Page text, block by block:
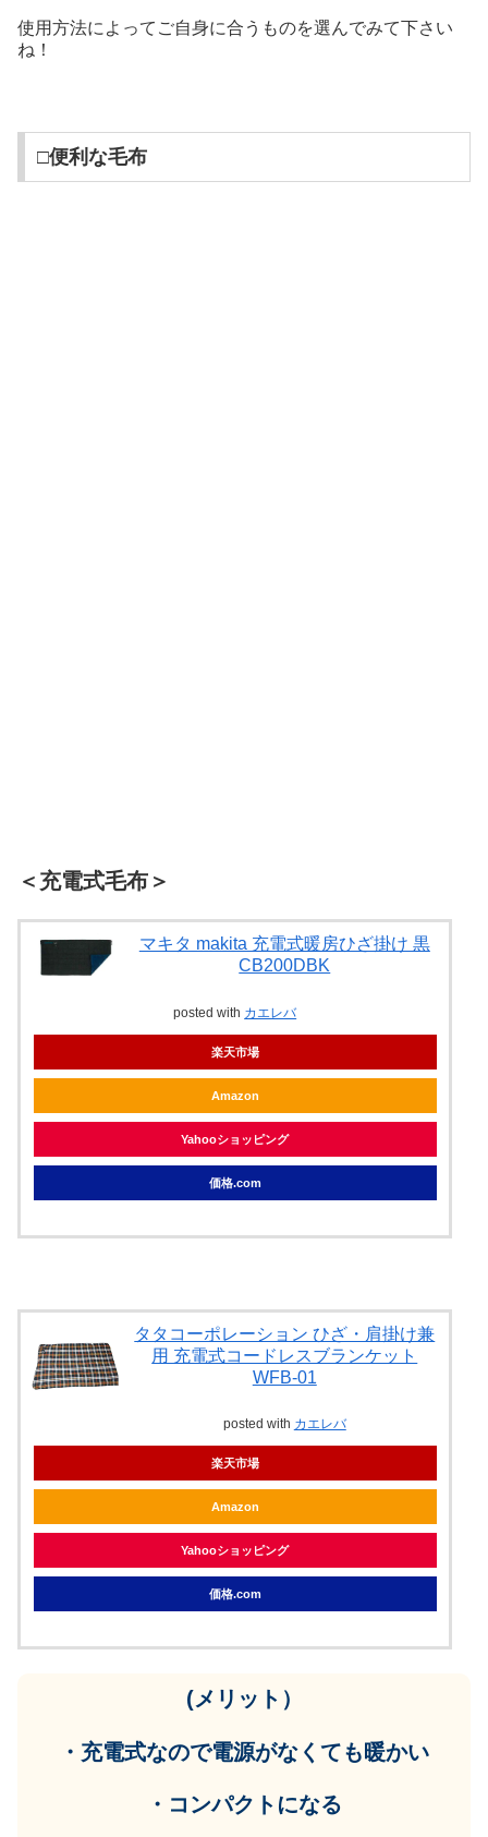
使用方法によってご自身に合うものを選んでみて下さい
ね！
□便利な毛布
＜充電式毛布＞
マキタ makita 充電式暖房ひざ掛け 黒
CB200DBK
posted with カエレバ
楽天市場
Amazon
Yahooショッピング
価格.com
タタコーポレーション ひざ・肩掛け兼
用 充電式コードレスブランケット
WFB-01
posted with カエレバ
楽天市場
Amazon
Yahooショッピング
価格.com
(メリット）
・充電式なので電源がなくても暖かい
・コンパクトになる